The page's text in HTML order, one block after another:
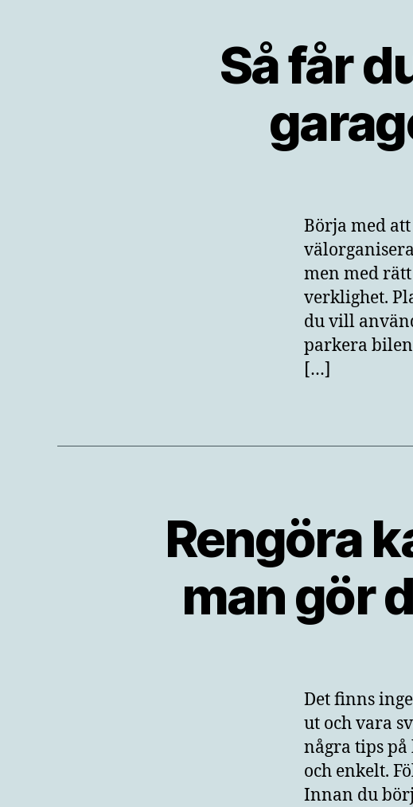
Så får
Börja med
men med
verklighet.
du vill
parkera
[…]
Rengöra
man gör
Det finns
ut och vara
några tips
och enkelt.
Innan du